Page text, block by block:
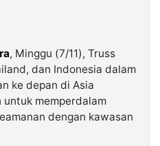
, Minggu (7/11), Truss
dan Indonesia dalam
ke depan di Asia
memperdalam
dengan kawasan